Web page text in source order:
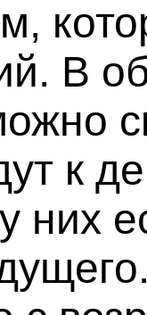
В
к
них